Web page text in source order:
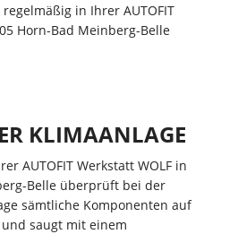
in Ihrer AUTOFIT
Horn-Bad Meinberg-Belle
KLIMAANLAGE
AUTOFIT Werkstatt WOLF in
Belle überprüft bei der
sämtliche Komponenten auf
saugt mit einem